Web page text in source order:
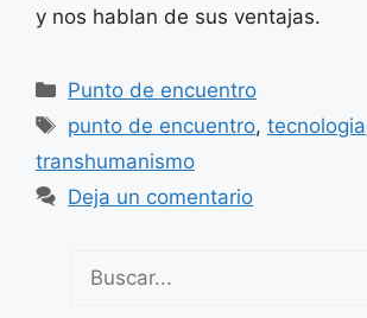
y nos hablan de sus ventajas.
Categorías
Punto de encuentro
Etiquetas
punto de encuentro,tecnologia
transhumanismo
Deja un comentario